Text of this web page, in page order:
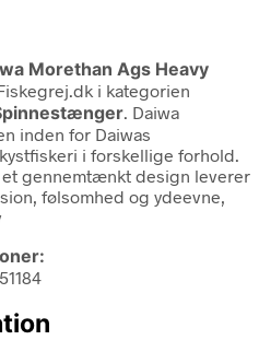
Morethan Ags Heavy
i kategorien
. Daiwa
inden for Daiwas
i forskellige forhold.
gennemtænkt design leverer
følsomhed og ydeevne,